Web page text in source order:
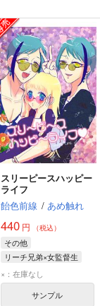
スリーピースハッピー
ライフ
飴色前線 / あめ触れ
440円 （税込）
その他
リーチ兄弟×女監督生
ジェイド・リーチ
フロイド・リーチ
女監督生
×：在庫なし
サンプル